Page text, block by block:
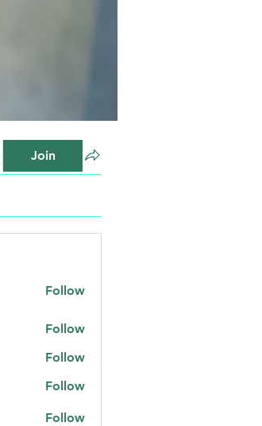
Join
Follow
Follow
Follow
Follow
Follow